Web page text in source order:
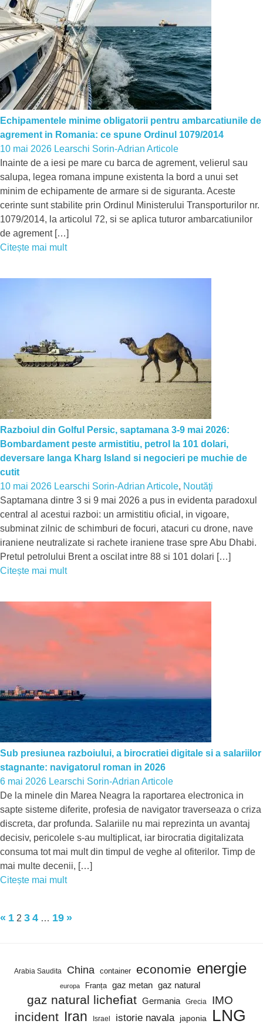
Echipamentele minime obligatorii pentru ambarcatiunile de
agrement in Romania: ce spune Ordinul 1079/2014
10 mai 2026 Learschi Sorin-Adrian Articole
Inainte de a iesi pe mare cu barca de agrement, velierul sau
salupa, legea romana impune existenta la bord a unui set
minim de echipamente de armare si de siguranta. Aceste
cerinte sunt stabilite prin Ordinul Ministerului Transporturilor nr.
1079/2014, la articolul 72, si se aplica tuturor ambarcatiunilor
de agrement […]
Citește mai mult
Razboiul din Golful Persic, saptamana 3-9 mai 2026:
Bombardament peste armistitiu, petrol la 101 dolari,
deversare langa Kharg Island si negocieri pe muchie de
cutit
10 mai 2026 Learschi Sorin-Adrian Articole, Noutăţi
Saptamana dintre 3 si 9 mai 2026 a pus in evidenta paradoxul
central al acestui razboi: un armistitiu oficial, in vigoare,
subminat zilnic de schimburi de focuri, atacuri cu drone, nave
iraniene neutralizate si rachete iraniene trase spre Abu Dhabi.
Pretul petrolului Brent a oscilat intre 88 si 101 dolari […]
Citește mai mult
Sub presiunea razboiului, a birocratiei digitale si a salariilor
stagnante: navigatorul roman in 2026
6 mai 2026 Learschi Sorin-Adrian Articole
De la minele din Marea Neagra la raportarea electronica in
sapte sisteme diferite, profesia de navigator traverseaza o criza
discreta, dar profunda. Salariile nu mai reprezinta un avantaj
decisiv, pericolele s-au multiplicat, iar birocratia digitalizata
consuma tot mai mult din timpul de veghe al ofiterilor. Timp de
mai multe decenii, […]
Citește mai mult
Paginație
« Articole
1 2 3 4 … 19 Articole
»
Arabia Saudita China container economie energie
europa Franța gaz metan gaz natural
gaz natural lichefiat Germania Grecia IMO
incident Iran Israel istorie navala japonia LNG